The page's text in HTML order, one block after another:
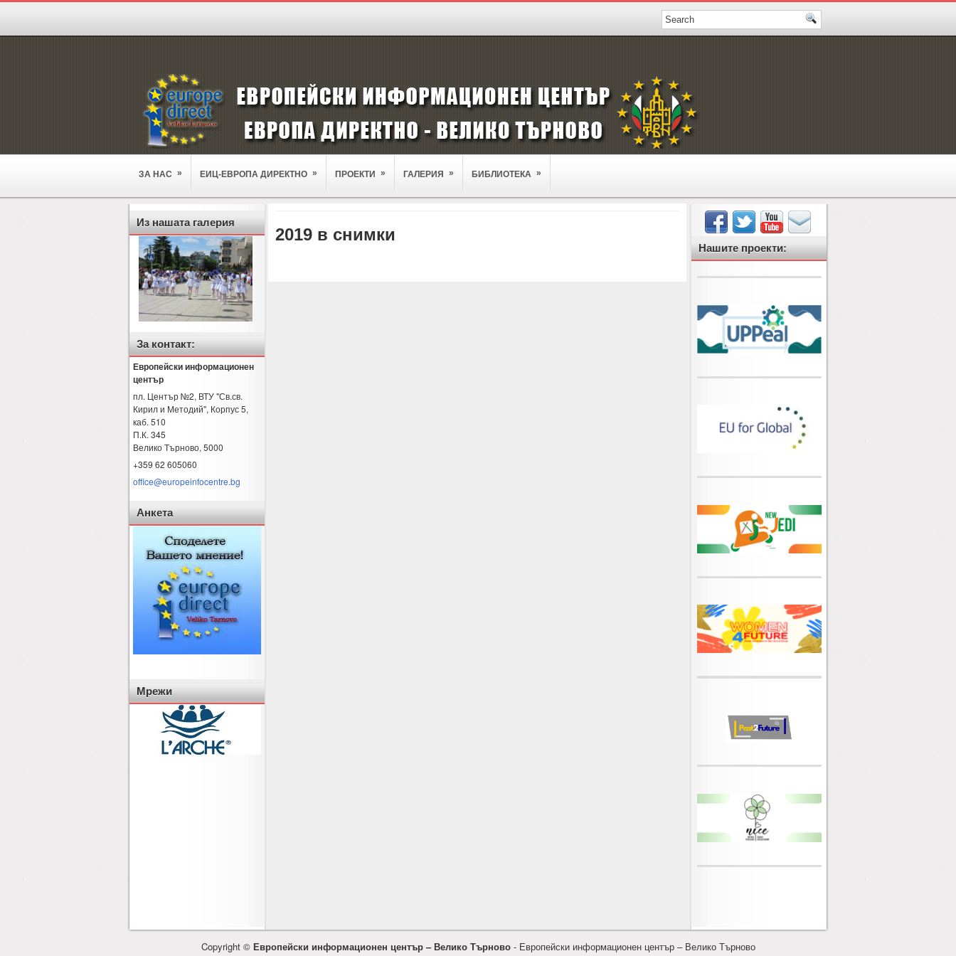
ЗА НАС » ЕИЦ-ЕВРОПА ДИРЕКТНО » ПРОЕКТИ » ГАЛЕРИЯ » БИБЛИОТЕКА »
Из нашата галерия
За контакт:
Европейски информационен
център
пл. Център №2, ВТУ "Св.св.
Кирил и Методий", Корпус 5,
каб. 510
П.К. 345
Велико Търново, 5000
+359 62 605060
office@europeinfocentre.bg
Анкета
Мрежи
2019 в снимки
Нашите проекти:
Copyright © Европейски информационен център – Велико Търново- Европейски информационен център – Велико Търново